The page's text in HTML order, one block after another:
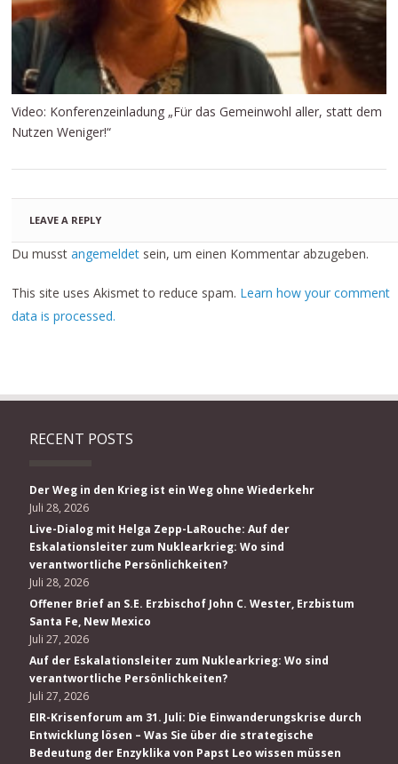
Video: Konferenzeinladung „Für das Gemeinwohl aller, statt dem
Nutzen Weniger!“
LEAVE A REPLY
Du musstangemeldet sein, um einen Kommentar abzugeben.
This site uses Akismet to reduce spam. Learn how your comment
data is processed.
RECENT POSTS
Der Weg in den Krieg ist ein Weg ohne Wiederkehr
Juli 28, 2026
Live-Dialog mit Helga Zepp-LaRouche: Auf der
Eskalationsleiter zum Nuklearkrieg: Wo sind
verantwortliche Persönlichkeiten?
Juli 28, 2026
Offener Brief an S.E. Erzbischof John C. Wester, Erzbistum
Santa Fe, New Mexico
Juli 27, 2026
Auf der Eskalationsleiter zum Nuklearkrieg: Wo sind
verantwortliche Persönlichkeiten?
Juli 27, 2026
EIR-Krisenforum am 31. Juli: Die Einwanderungskrise durch
Entwicklung lösen – Was Sie über die strategische
Bedeutung der Enzyklika von Papst Leo wissen müssen